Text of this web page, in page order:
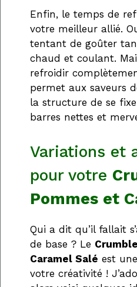
Enfin, le temps de
votre meilleur allié.
tentant de goûter
chaud et coulant.
refroidir
permet aux saveurs
la structure de se
barres nettes et
Variations et
pour votre
Pommes et
Qui a dit qu’il fallait
de base ? Le
Caramel Salé est
votre créativité !